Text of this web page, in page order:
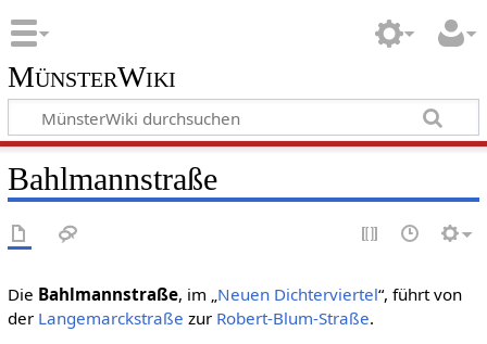
MünsterWiki
Bahlmannstraße
Die Bahlmannstraße, im „Neuen Dichterviertel“, führt von
der Langemarckstraße zur Robert-Blum-Straße.